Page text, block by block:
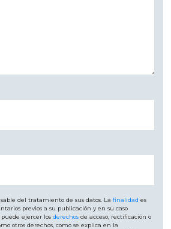
del tratamiento de sus datos. Lafinalidad es
previos a su publicación y en su caso
puede ejercer losderechos de acceso, rectificación o
otros derechos, como se explica en la